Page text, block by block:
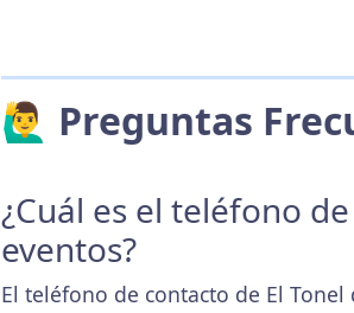
🙋‍♂️ Preguntas
¿Cuál es el teléfono
eventos?
El teléfono de contacto de El Tonel